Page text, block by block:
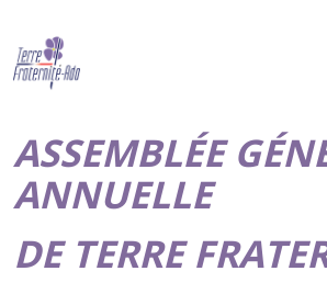
ASSEMBLÉE
ANNUELLE
DE TERRE